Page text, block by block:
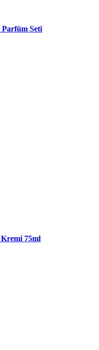
Parfüm Seti
75ml